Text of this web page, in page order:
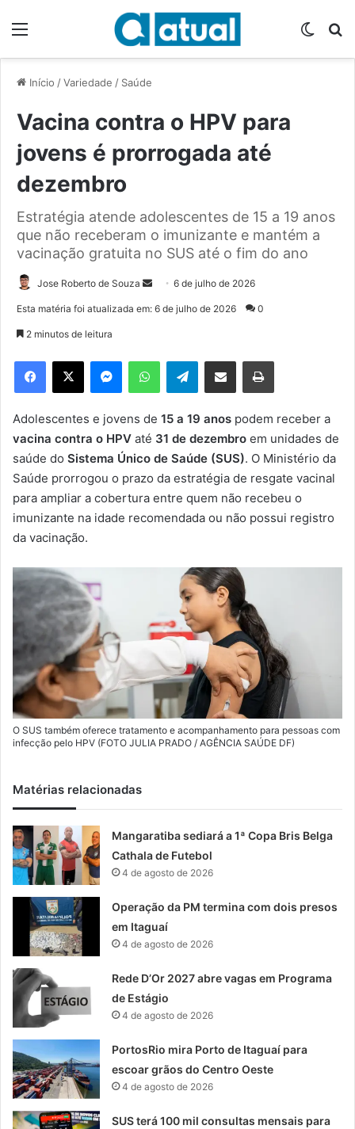
Início /Variedade / Saúde
Vacina contra o HPV para
jovens é prorrogada até
dezembro
Estratégia atende adolescentes de 15 a 19 anos
que não receberam o imunizante e mantém a
vacinação gratuita no SUS até o fim do ano
Jose Roberto de Souza
e
m
e
-
m
6 de julho de 2026
Esta matéria foi atualizada em: 6 de julho de 2026 0
2 minutos de leitura
Telegram
Adolescentes e jovens de 15 a 19 anos podem receber a
vacina contra o HPV até 31 de dezembro em unidades de
saúde do Sistema Único de Saúde (SUS). O Ministério da
Saúde prorrogou o prazo da estratégia de resgate vacinal
para ampliar a cobertura entre quem não recebeu o
imunizante na idade recomendada ou não possui registro
da vacinação.
O SUS também oferece tratamento e acompanhamento para pessoas com
infecção pelo HPV (FOTO JULIA PRADO / AGÊNCIA SAÚDE DF)
Matérias relacionadas
Mangaratiba sediará a 1ª Copa Bris Belga
Cathala de Futebol
4 de agosto de 2026
Operação da PM termina com dois presos
em Itaguaí
4 de agosto de 2026
Rede D’Or 2027 abre vagas em Programa
de Estágio
4 de agosto de 2026
PortosRio mira Porto de Itaguaí para
escoar grãos do Centro Oeste
4 de agosto de 2026
SUS terá 100 mil consultas mensais para